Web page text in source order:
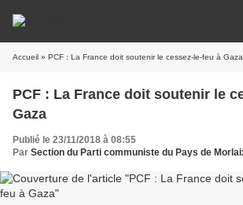
Accueil » PCF : La France doit soutenir le cessez-le-feu à Gaza
PCF : La France doit soutenir le
Gaza
Publié le 23/11/2018 à 08:55
Par Section du Parti communiste du Pays de